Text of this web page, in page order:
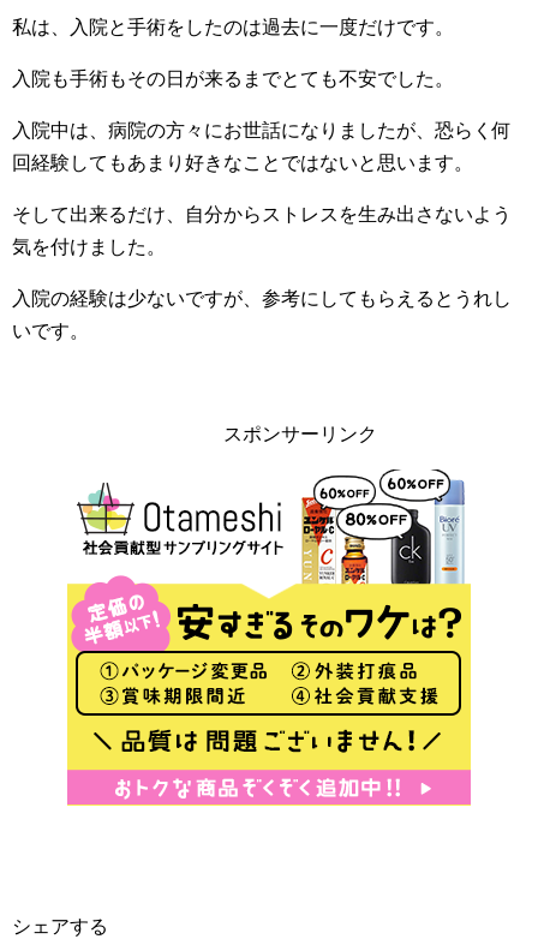
私は、入院と手術をしたのは過去に一度だけです。
入院も手術もその日が来るまでとても不安でした。
入院中は、病院の方々にお世話になりましたが、恐らく何
回経験してもあまり好きなことではないと思います。
そして出来るだけ、自分からストレスを生み出さないよう
気を付けました。
入院の経験は少ないですが、参考にしてもらえるとうれし
いです。
スポンサーリンク
シェアする